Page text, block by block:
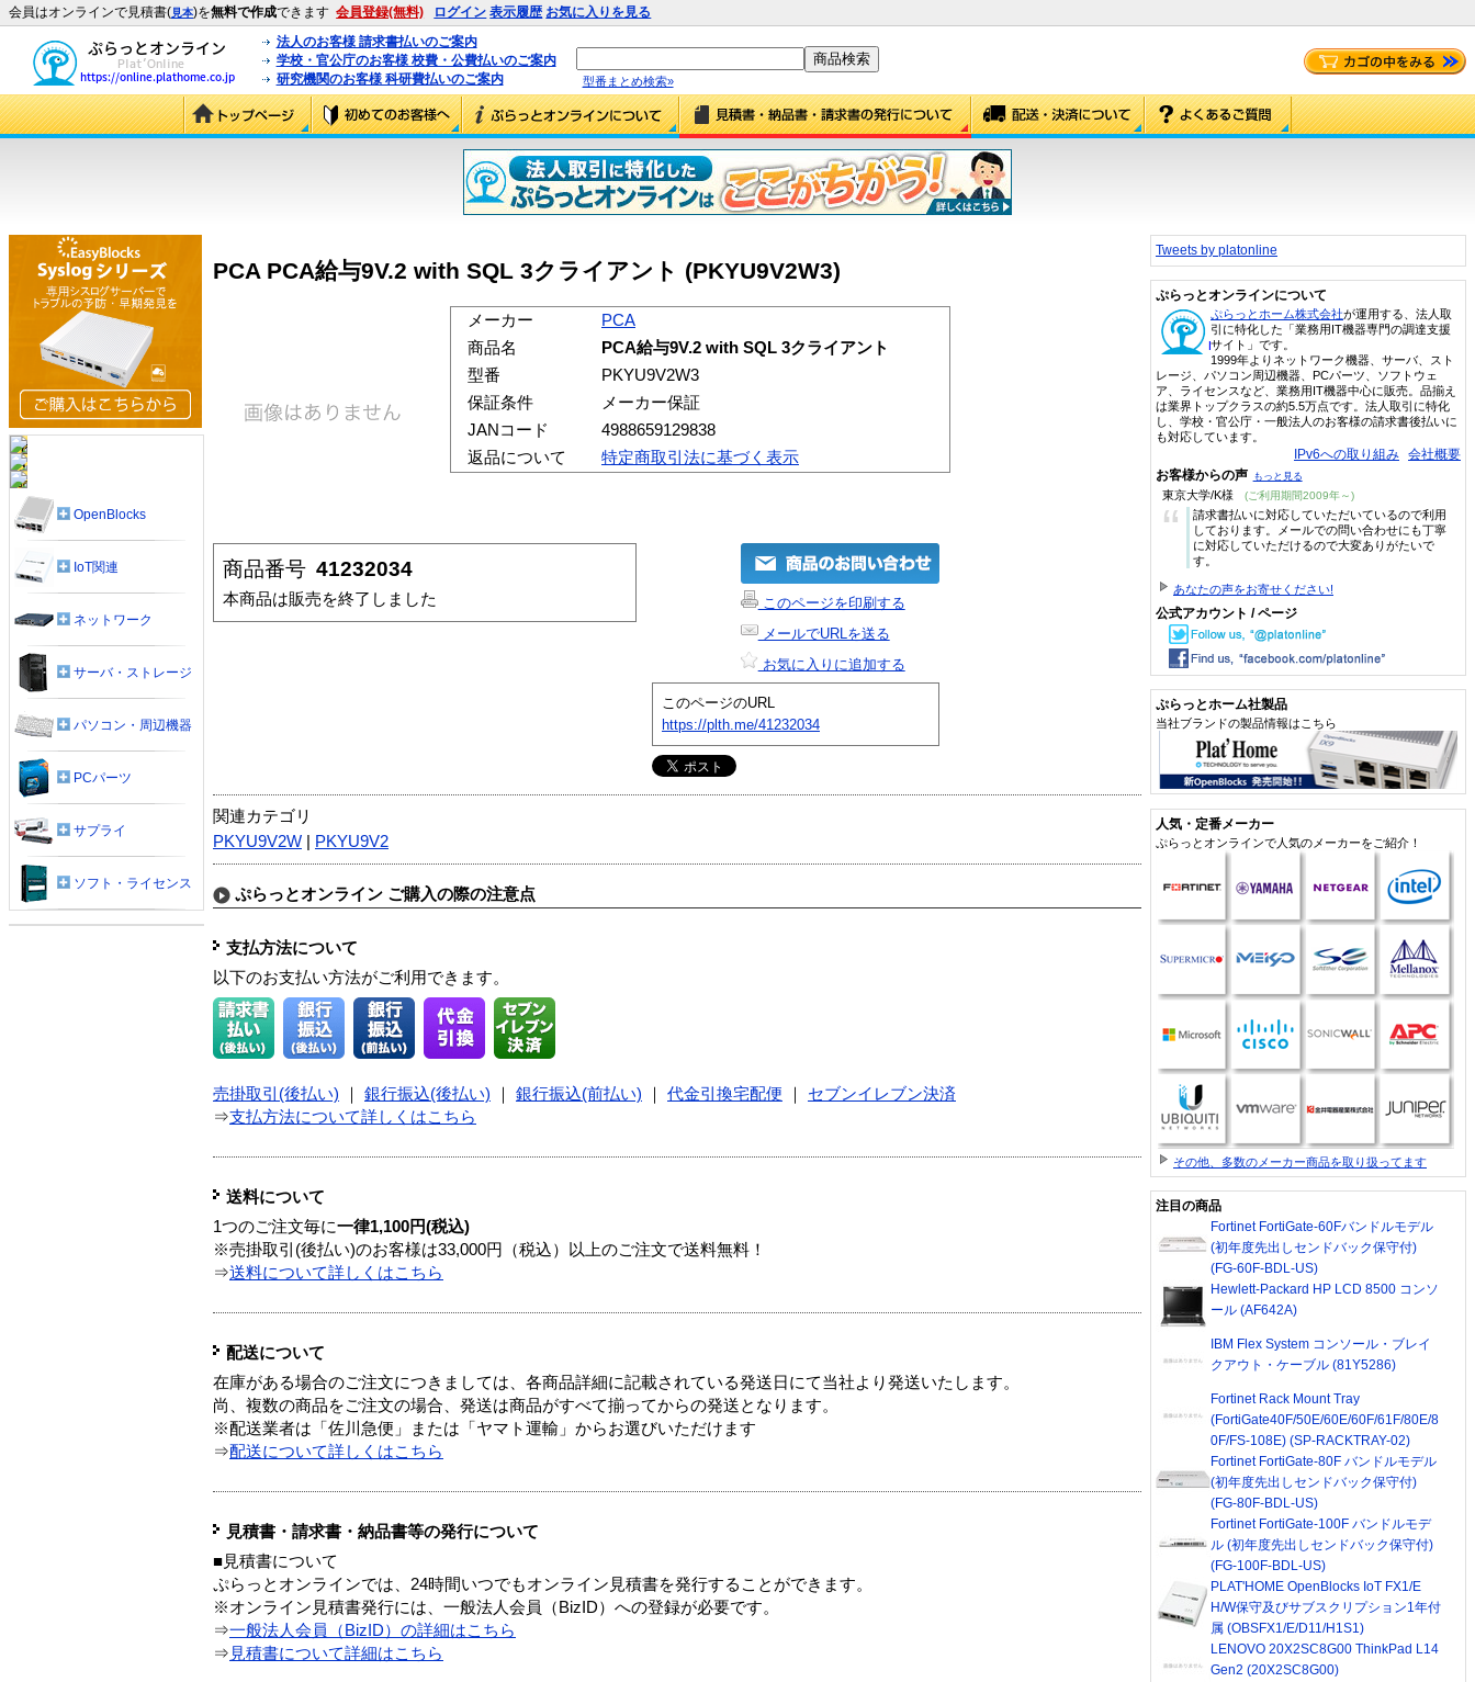
会員はオンラインで見積書(見本)を無料で作成できます 会員登録(無料) ログイン 表示履歴 お気に入りを見る
法人のお客様 請求書払いのご案内
学校・官公庁のお客様 校費・公費払いのご案内
研究機関のお客様 科研費払いのご案内
型番まとめ検索»
PCA PCA給与9V.2 with SQL 3クライアント (PKYU9V2W3)
メーカー
PCA
商品名
PCA給与9V.2 with SQL 3クライアント
型番
PKYU9V2W3
保証条件
メーカー保証
JANコード
4988659129838
返品について
特定商取引法に基づく表示
商品番号 41232034
本商品は販売を終了しました
このページを印刷する
メールでURLを送る
お気に入りに追加する
このページのURL
https://plth.me/41232034
関連カテゴリ
PKYU9V2W
PKYU9V2
ぷらっとオンライン ご購入の際の注意点
支払方法について
以下のお支払い方法がご利用できます。
売掛取引(後払い) 銀行振込(後払い) 銀行振込(前払い) 代金引換宅配便
セブンイレブン決済
⇒支払方法について詳しくはこちら
送料について
1つのご注文毎に一律1,100円(税込)
※売掛取引(後払い)のお客様は33,000円（税込）以上のご注文で送料無料！
⇒送料について詳しくはこちら
配送について
在庫がある場合のご注文につきましては、各商品詳細に記載されている発送日にて当社より発送いたします。
尚、複数の商品をご注文の場合、発送は商品がすべて揃ってからの発送となります。
※配送業者は「佐川急便」または「ヤマト運輸」からお選びいただけます
⇒配送について詳しくはこちら
見積書・請求書・納品書等の発行について
■見積書について
ぷらっとオンラインでは、24時間いつでもオンライン見積書を発行することができます。
※オンライン見積書発行には、一般法人会員（BizID）への登録が必要です。
⇒一般法人会員（BizID）の詳細はこちら
⇒ 見積書について詳細はこちら
OpenBlocks
IoT関連
ネットワーク
サーバ・ストレージ
パソコン・周辺機器
PCパーツ
サプライ
ソフト・ライセンス
Tweets by platonline
ぷらっとオンラインについて
ぷらっとホーム株式会社が運用する、法人取
引に特化した「業務用IT機器専門の調達支援
サイト」です。
1999年よりネットワーク機器、サーバ、スト
レージ、パソコン周辺機器、PCパーツ、ソフトウェ
ア、ライセンスなど、業務用IT機器中心に販売。品揃え
は業界トップクラスの約5.5万点です。法人取引に特化
し、学校・官公庁・一般法人のお客様の請求書後払いに
も対応しています。
IPv6への取り組み 会社概要
お客様からの声 もっと見る
東京大学/K様 (ご利用期間2009年～)
“
請求書払いに対応していただいているので利用
しております。メールでの問い合わせにも丁寧
に対応していただけるので大変ありがたいで
す。
あなたの声をお寄せください!
公式アカウント / ページ
ぷらっとホーム社製品
当社ブランドの製品情報はこちら
人気・定番メーカー
ぷらっとオンラインで人気のメーカーをご紹介！
その他、多数のメーカー商品を取り扱ってます
注目の商品
Fortinet FortiGate-60Fバンドルモデル
(初年度先出しセンドバック保守付)
(FG-60F-BDL-US)
Hewlett-Packard HP LCD 8500 コンソ
ール (AF642A)
IBM Flex System コンソール・ブレイ
クアウト・ケーブル (81Y5286)
Fortinet Rack Mount Tray
(FortiGate40F/50E/60E/60F/61F/80E/8
0F/FS-108E) (SP-RACKTRAY-02)
Fortinet FortiGate-80F バンドルモデル
(初年度先出しセンドバック保守付)
(FG-80F-BDL-US)
Fortinet FortiGate-100F バンドルモデ
ル (初年度先出しセンドバック保守付)
(FG-100F-BDL-US)
PLAT'HOME OpenBlocks IoT FX1/E
H/W保守及びサブスクリプション1年付
属 (OBSFX1/E/D11/H1S1)
LENOVO 20X2SC8G00 ThinkPad L14
Gen2 (20X2SC8G00)